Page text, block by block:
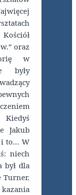
oraz
w
były
Jakub
i to… W
niech
był dla
Turner.